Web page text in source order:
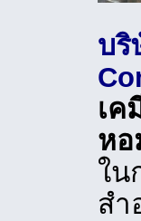
บริ
เ
หอ
ใน
สำ